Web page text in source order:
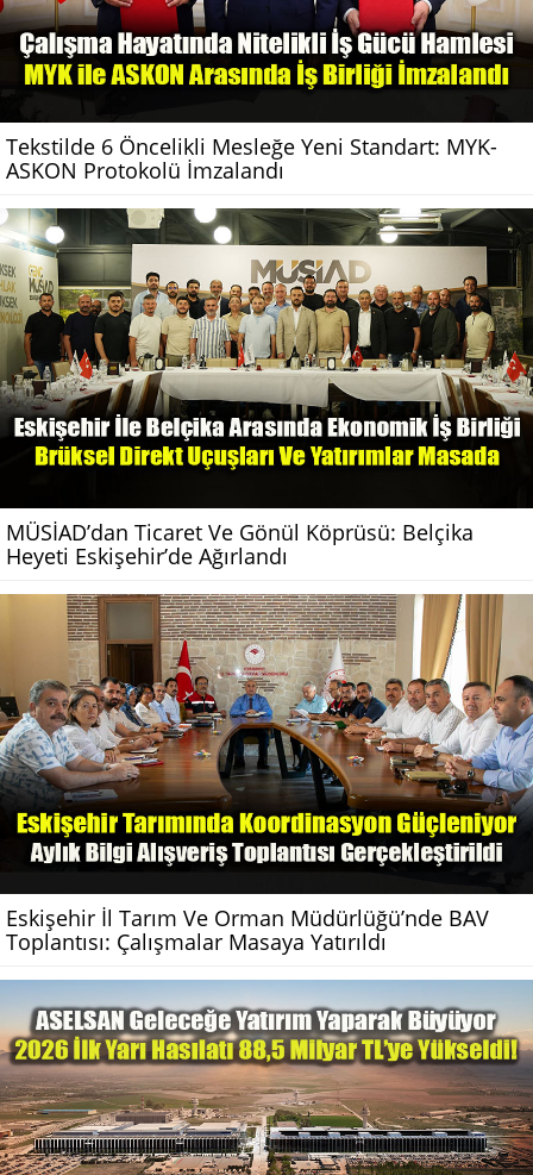
Tekstilde 6 Öncelikli Mesleğe Yeni Standart: MYK-
ASKON Protokolü İmzalandı
MÜSİAD’dan Ticaret Ve Gönül Köprüsü: Belçika
Heyeti Eskişehir’de Ağırlandı
Eskişehir İl Tarım Ve Orman Müdürlüğü’nde BAV
Toplantısı: Çalışmalar Masaya Yatırıldı